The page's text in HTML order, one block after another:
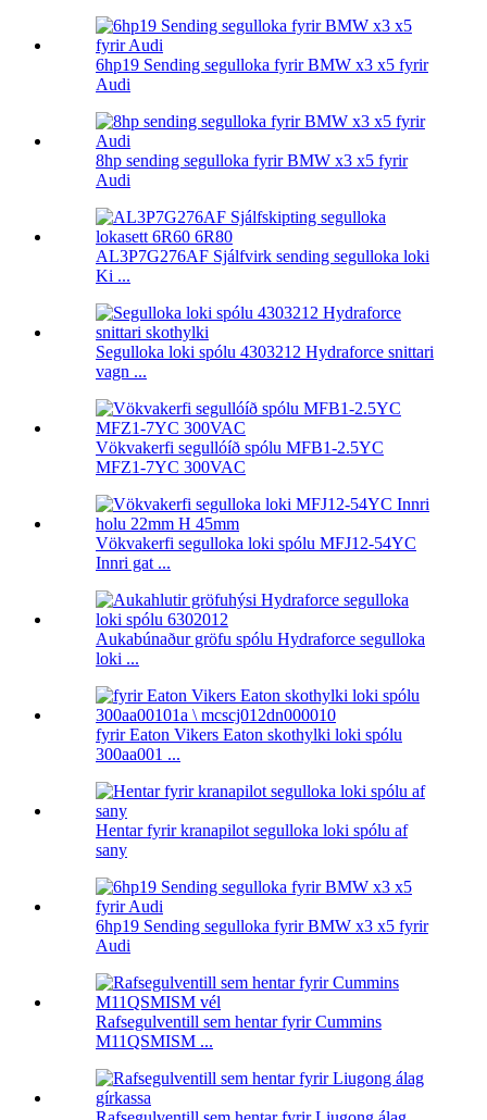
6hp19 Sending segulloka fyrir BMW x3 x5 fyrir
Audi
8hp sending segulloka fyrir BMW x3 x5 fyrir
Audi
AL3P7G276AF Sjálfvirk sending segulloka loki
Ki ...
Segulloka loki spólu 4303212 Hydraforce snittari
vagn ...
Vökvakerfi segullóíð spólu MFB1-2.5YC
MFZ1-7YC 300VAC
Vökvakerfi segulloka loki spólu MFJ12-54YC
Innri gat ...
Aukabúnaður gröfu spólu Hydraforce segulloka
loki ...
fyrir Eaton Vikers Eaton skothylki loki spólu
300aa001 ...
Hentar fyrir kranapilot segulloka loki spólu af
sany
6hp19 Sending segulloka fyrir BMW x3 x5 fyrir
Audi
Rafsegulventill sem hentar fyrir Cummins
M11QSMISM ...